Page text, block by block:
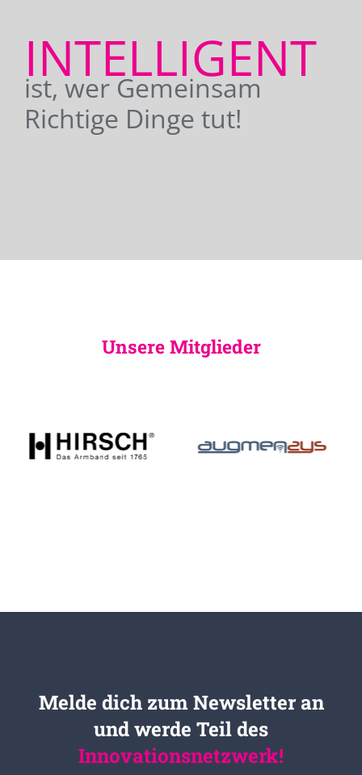
INTELLIGENT
ist, wer Gemeinsam
Richtige Dinge tut!
Unsere Mitglieder
Melde dich zum Newsletter an
und werde Teil des
Innovationsnetzwerk!